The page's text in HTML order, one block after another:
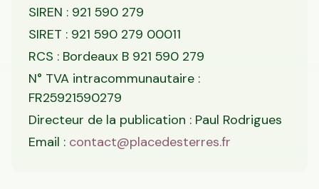
SIREN : 921 590 279
SIRET : 921 590 279 00011
RCS : Bordeaux B 921 590 279
N° TVA intracommunautaire :
FR25921590279
Directeur de la publication : Paul Rodrigues
Email : contact@placedesterres.fr